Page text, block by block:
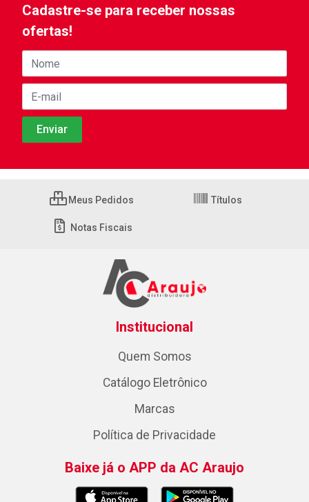
Cadastre-se para receber nossas
ofertas!
Meus Pedidos Títulos
Notas Fiscais
Institucional
Quem Somos
Catálogo Eletrônico
Marcas
Política de Privacidade
Baixe já o APP da AC Araujo